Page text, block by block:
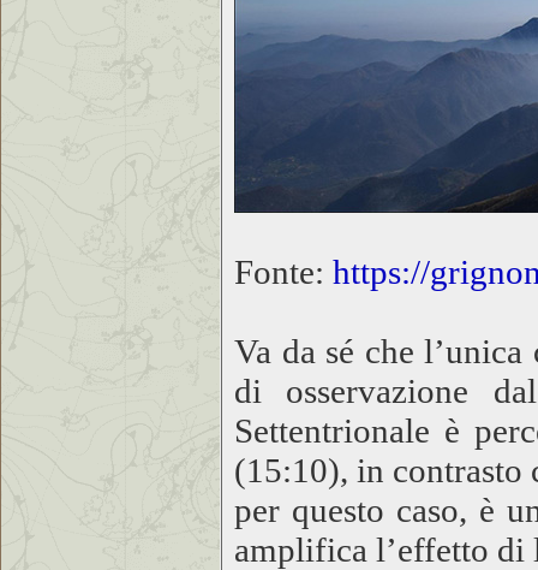
Fonte: https://
Va da sé che
di osservazione
Settentrionale è
(15:10), in contrasto
per questo caso, è
amplifica l’effetto di